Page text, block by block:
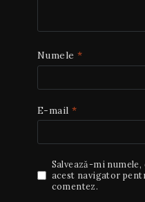
Numele *
E-mail *
Salvează-mi
acest navigator
comentez.